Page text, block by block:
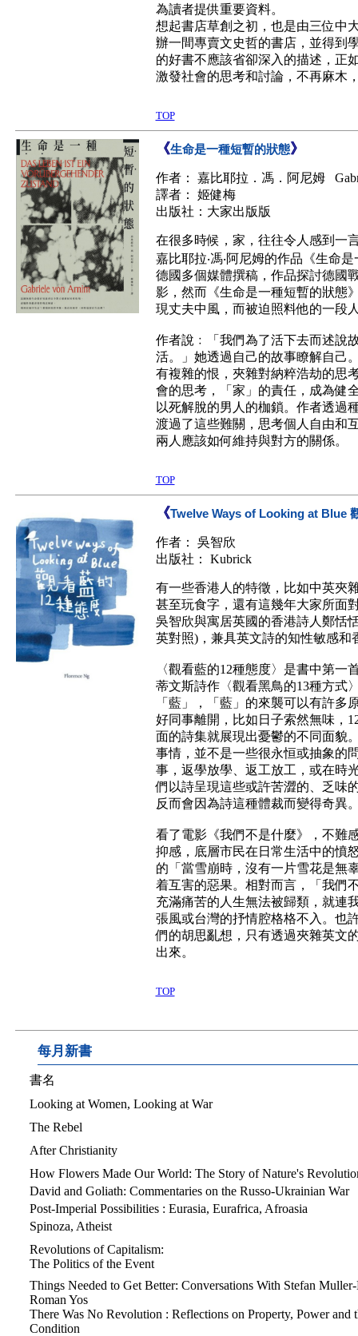
為讀者提供重要資料。
想起書店草創之初，也是由三位中
辦一間專賣文史哲的書店，並得到
的好書不應該省卻深入的描述，正
激發社會的思考和討論，不再麻木
TOP
《生命是一種短暫的狀態》
作者： 嘉比耶拉．馮．阿尼姆
譯者： 姬健梅
出版社：大家出版版
在很多時候，家，往往令人感到一
嘉比耶拉‧馮‧阿尼姆的作品《生命
德國多個媒體撰稿，作品探討德國
影，然而《生命是一種短暫的狀態
現丈夫中風，而被迫照料他的一段
作者說﹕「我們為了活下去而述說
活。」她透過自己的故事瞭解自己
有複雜的恨，夾雜對納粹浩劫的思
會的思考，「家」的責任，成為健
以死解脫的男人的枷鎖。作者透過
渡過了這些難關，思考個人自由和
兩人應該如何維持與對方的關係。
TOP
《Twelve Ways of Looking at Blue
作者： 吳智欣
出版社： Kubrick
有一些香港人的特徵，比如中英夾
甚至玩食字，還有這幾年大家所面
吳智欣與寓居英國的香港詩人鄭恬
英對照)，兼具英文詩的知性敏感和
〈觀看藍的12種態度〉是書中第一
蒂文斯詩作〈觀看黑鳥的13種方式
「藍」，「藍」的來襲可以有許多
好同事離開，比如日子索然無味，
面的詩集就展現出憂鬱的不同面貌
事情，並不是一些很永恒或抽象的
事，返學放學、返工放工，或在時
們以詩呈現這些或許苦澀的、乏味
反而會因為詩這種體裁而變得奇異
看了電影《我們不是什麼》，不難
抑感，底層市民在日常生活中的憤
的「當雪崩時，沒有一片雪花是無
着互害的惡果。相對而言，「我們
充滿痛苦的人生無法被歸類，就連
張風或台灣的抒情腔格格不入。也
們的胡思亂想，只有透過夾雜英文
出來。
TOP
每月新書
書名
Looking at Women, Looking at War
The Rebel
After Christianity
How Flowers Made Our World: The Story of Nature's
David and Goliath: Commentaries on the Russo-Ukrainian War
Post-Imperial Possibilities : Eurasia, Eurafrica, Afroasia
Spinoza, Atheist
Revolutions of Capitalism:
The Politics of the Event
Things Needed to Get Better: Conversations With Stefan
Roman Yos
There Was No Revolution : Reflections on Property, Power and
Condition